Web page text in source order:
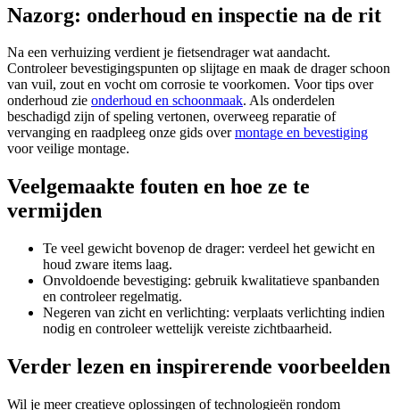
Nazorg: onderhoud en inspectie na de rit
Na een verhuizing verdient je fietsendrager wat aandacht.
Controleer bevestigingspunten op slijtage en maak de drager schoon
van vuil, zout en vocht om corrosie te voorkomen. Voor tips over
onderhoud zie onderhoud en schoonmaak. Als onderdelen
beschadigd zijn of speling vertonen, overweeg reparatie of
vervanging en raadpleeg onze gids overmontage en bevestiging
voor veilige montage.
Veelgemaakte fouten en hoe ze te
vermijden
Te veel gewicht bovenop de drager: verdeel het gewicht en
houd zware items laag.
Onvoldoende bevestiging: gebruik kwalitatieve spanbanden
en controleer regelmatig.
Negeren van zicht en verlichting: verplaats verlichting indien
nodig en controleer wettelijk vereiste zichtbaarheid.
Verder lezen en inspirerende voorbeelden
Wil je meer creatieve oplossingen of technologieën rondom